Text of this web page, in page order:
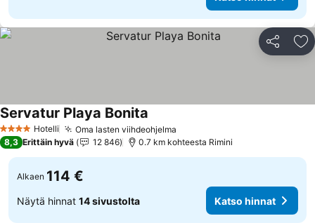
Jaa
4 Tähtiluokitus
Hotelli Oma lasten viihdeohjelma
Servatur Playa Bonita
8,3 Erittäin hyvä 12 846 0.7 km kohteesta Rimini
Alkaen 114 €
Näytä hinnat 14 sivustolta Katso hinnat